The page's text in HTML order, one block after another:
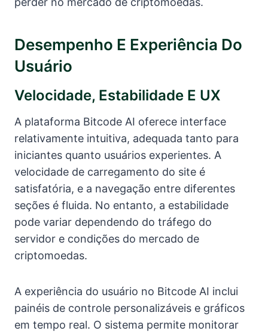
Desempenho E Experiência Do
Usuário
Velocidade, Estabilidade E UX
A plataforma Bitcode AI oferece interface
relativamente intuitiva, adequada tanto para
iniciantes quanto usuários experientes. A
velocidade de carregamento do site é
satisfatória, e a navegação entre diferentes
seções é fluida. No entanto, a estabilidade
pode variar dependendo do tráfego do
servidor e condições do mercado de
criptomoedas.
A experiência do usuário no Bitcode AI inclui
painéis de controle personalizáveis e gráficos
em tempo real. O sistema permite monitorar